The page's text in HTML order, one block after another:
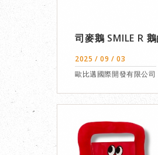
司麥鵝 SMILE R
2025 / 09 / 03
歐比邁國際開發有限公司